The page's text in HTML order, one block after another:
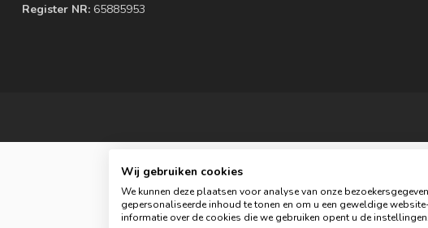
Register NR: 65885953
© Copyright
Wij gebruiken cookies
We kunnen deze plaatsen voor analyse van onze
gepersonaliseerde inhoud te tonen en om u een geweldige
informatie over de cookies die we gebruiken opent u de instellingen.